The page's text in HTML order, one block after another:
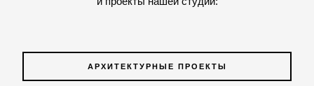
АРХИТЕКТУРНЫЕ ПРОЕКТЫ